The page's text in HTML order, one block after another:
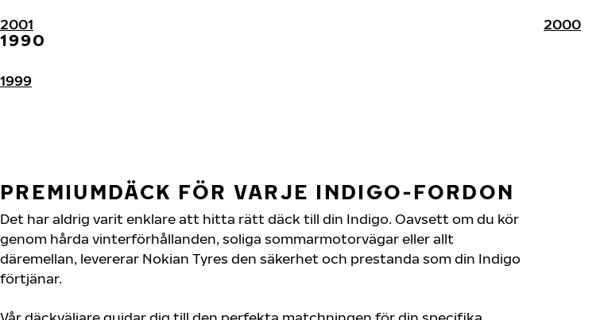
2001
2000
1990
1999
PREMIUMDÄCK FÖR VARJE INDIGO-FORDON
Det har aldrig varit enklare att hitta rätt däck till din Indigo. Oavsett om du kör
genom hårda vinterförhållanden, soliga sommarmotorvägar eller allt
däremellan, levererar Nokian Tyres den säkerhet och prestanda som din Indigo
förtjänar.